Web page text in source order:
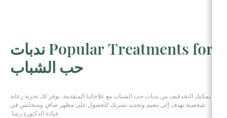
Popular Treatments for ندبات
حب الشباب
يمكنك التخدفيف من ندبات حب الشباب مع علاجاتنا المتقدمة، نوفر لك تجربة رعاية
شخصية تهدف إلى تنعيم وتجديد بشرتك للحصول على مظهر صافٍ ومتجانس في
عيادة الدكتورة رشا.